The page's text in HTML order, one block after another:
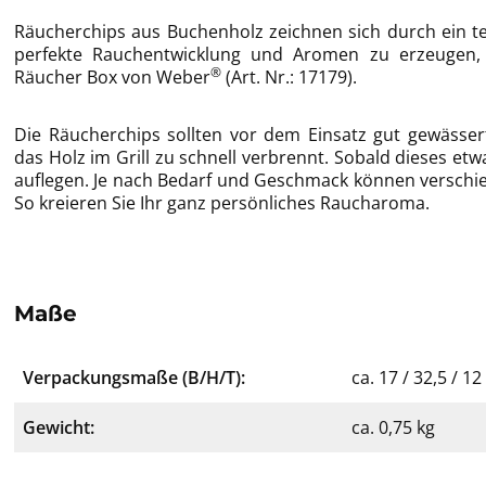
Räucherchips aus Buchenholz zeichnen sich durch ein
perfekte Rauchentwicklung und Aromen zu
Räucher Box von Weber® (Art. Nr.: 17179).
Die Räucherchips sollten vor dem Einsatz gut
das Holz im Grill zu schnell verbrennt. Sobald dieses
auflegen. Je nach Bedarf und Geschmack können
So kreieren Sie Ihr ganz persönliches Raucharoma.
Maße
Verpackungsmaße (B/H/T): ca. 17 / 32,5 /
Gewicht: ca. 0,75 kg